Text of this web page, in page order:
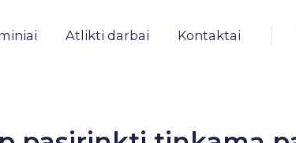
Atlikti darbai Kontaktai